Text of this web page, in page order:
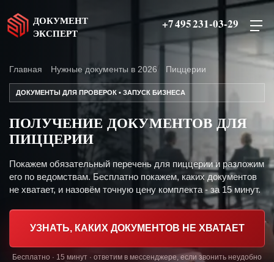
ДОКУМЕНТ
ЭКСПЕРТ
+7 495 231-03-29
Главная Нужные документы в 2026 Пиццерии
ДОКУМЕНТЫ ДЛЯ ПРОВЕРОК • ЗАПУСК БИЗНЕСА
ПОЛУЧЕНИЕ ДОКУМЕНТОВ ДЛЯ
ПИЦЦЕРИИ
Покажем обязательный перечень для пиццерии и разложим
его по ведомствам. Бесплатно покажем, каких документов
не хватает, и назовём точную цену комплекта - за 15 минут.
УЗНАТЬ, КАКИХ ДОКУМЕНТОВ НЕ ХВАТАЕТ
Бесплатно · 15 минут · ответим в мессенджере, если звонить неудобно